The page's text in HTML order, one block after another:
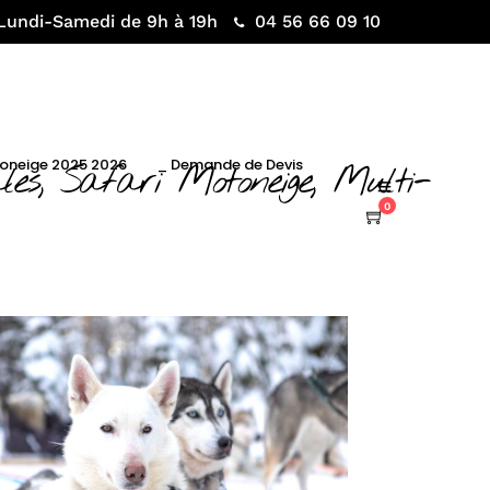
Samedi de 9h à 19h 04 56 66 09 10
2025 2026 _ Demande de Devis
0
Safari Motoneige, Multi-